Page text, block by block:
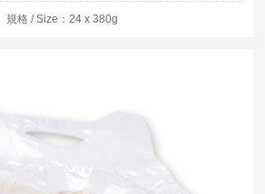
規格 / Size：24 x 380g